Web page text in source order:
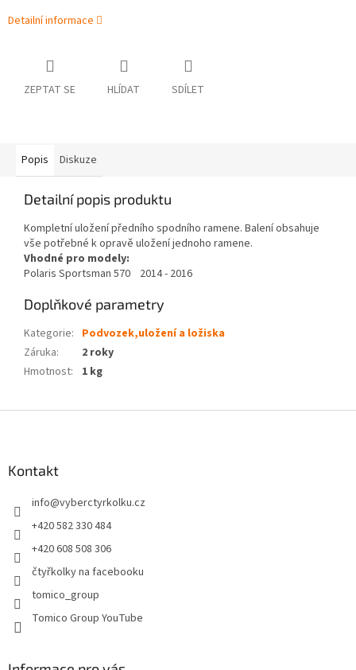
Detailní informace
ZEPTAT SE HLÍDAT SDÍLET
Popis Diskuze
Detailní popis produktu
Kompletní uložení předního spodního ramene. Balení obsahuje
vše potřebné k opravě uložení jednoho ramene.
Vhodné pro modely:
Polaris Sportsman 570 2014 - 2016
Doplňkové parametry
Kategorie: Podvozek,uložení a ložiska
Záruka:
2 roky
Hmotnost: 1 kg
Kontakt
info@vyberctyrkolku.cz
+420 582 330 484
+420 608 508 306
čtyřkolky na facebooku
tomico_group
Tomico Group YouTube